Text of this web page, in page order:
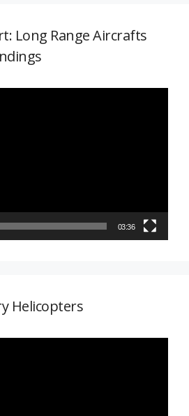
Long Range Aircrafts
03:36
Helicopters